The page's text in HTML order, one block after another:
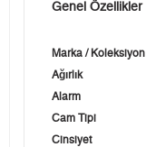
Genel Özellikler
Marka / Koleksiyon
Ağırlık
Alarm
Cam Tipi
Cinsiyet